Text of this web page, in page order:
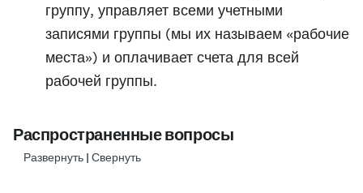
группу, управляет всеми учетными
записями группы (мы их называем «рабочие
места») и оплачивает счета для всей
рабочей группы.
Распространенные вопросы
Развернуть | Свернуть